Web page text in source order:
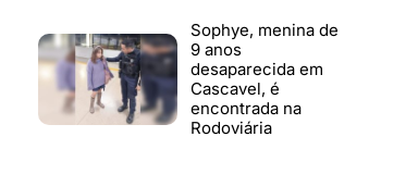
Sophye, menina de
9 anos
desaparecida em
Cascavel, é
encontrada na
Rodoviária